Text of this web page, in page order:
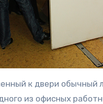
к двери обычный
из офисных